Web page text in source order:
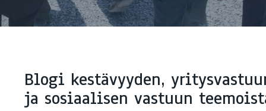
Blogi kestävyyden,
ja sosiaalisen vastuun